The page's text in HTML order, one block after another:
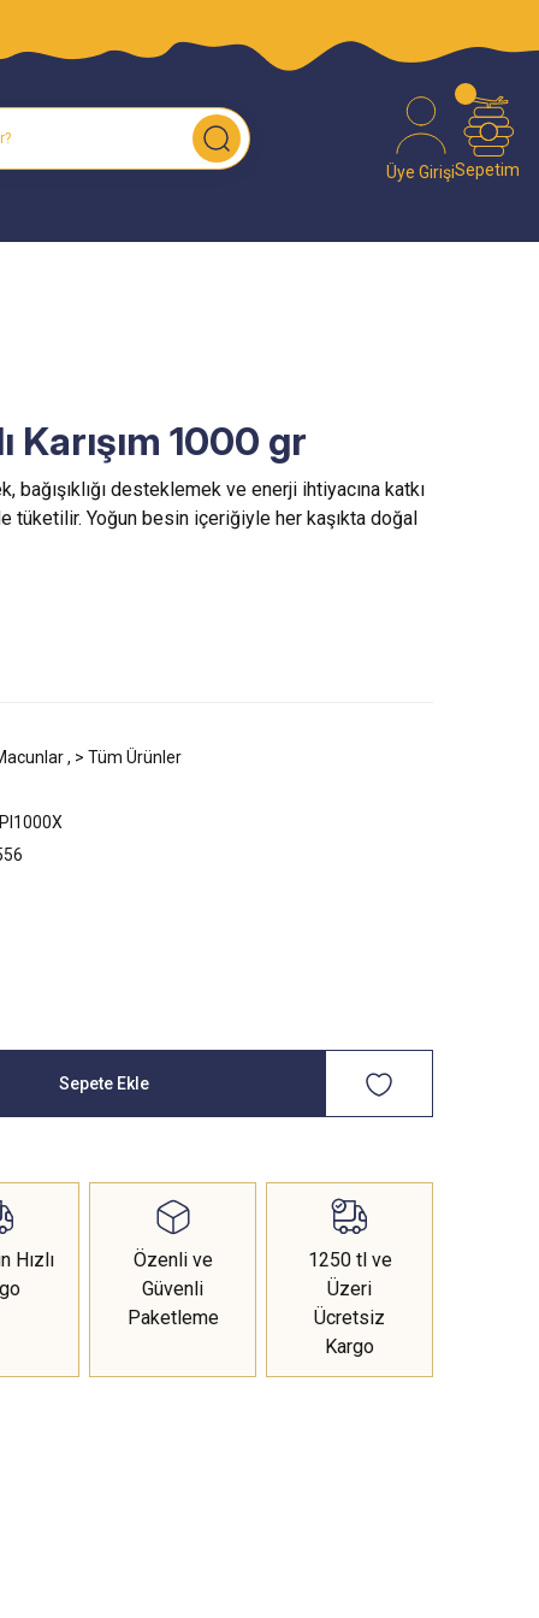
Üye GirişiSepetim
Karışım 1000 gr
desteklemek ve enerji ihtiyacına katkı
tüketilir. Yoğun besin içeriğiyle her kaşıkta doğal
, > Tüm Ürünler
Sepete Ekle
Hızlı
Özenli ve
Güvenli
Paketleme
1250 tl ve
Üzeri
Ücretsiz
Kargo